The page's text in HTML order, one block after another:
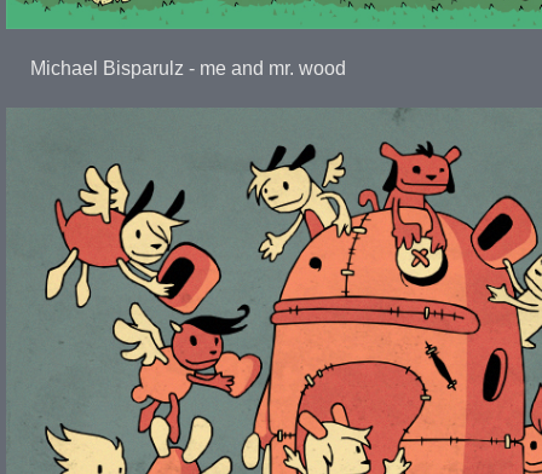
Michael Bisparulz - me and mr. wood